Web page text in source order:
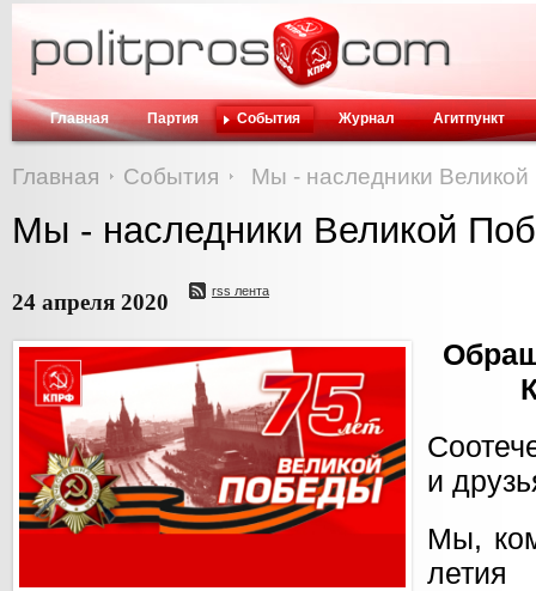
Главная Партия События Журнал Агитпункт
Главная События Мы - наследники
Мы - наследники Великой
24 апреля 2020 rss лента
и
Мы,
летия